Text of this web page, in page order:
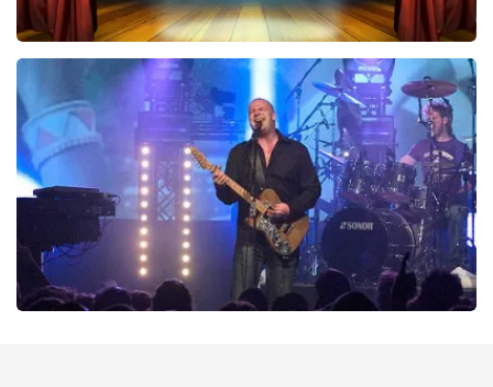
40 45 De Musical
290laatste 30 minuten
BESTEL NU